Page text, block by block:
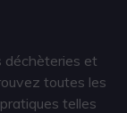
déchèteries et
toutes les
telles